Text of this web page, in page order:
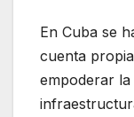
En Cuba se
cuenta
empoderar